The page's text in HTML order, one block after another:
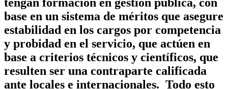
base en un sistema de méritos que asegure
estabilidad en los cargos por competencia
y probidad en el servicio, que actúen en
base a criterios técnicos y científicos, que
resulten ser una contraparte calificada
ante locales e internacionales. Todo esto